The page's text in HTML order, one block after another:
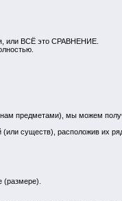
или ВСЁ это СРАВНЕНИЕ.
предметами), мы можем
существ), расположив их
(размере).